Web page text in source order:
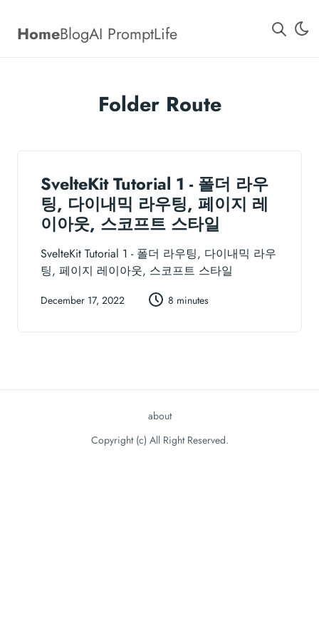
HomeBlogAI PromptLife
Folder Route
SvelteKit Tutorial 1 - 폴더 라우
팅, 다이내믹 라우팅, 페이지 레
이아웃, 스코프트 스타일
SvelteKit Tutorial 1 - 폴더 라우팅, 다이내믹 라우
팅, 페이지 레이아웃, 스코프트 스타일
December 17, 2022 8 minutes
about
Copyright (c) All Right Reserved.